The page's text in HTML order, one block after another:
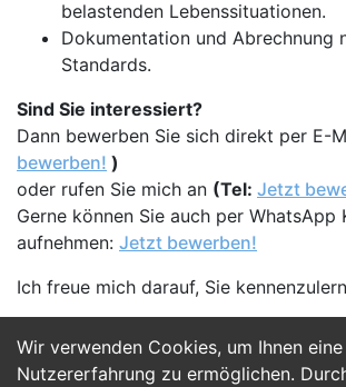
Wir verwenden Cookies, um Ihnen
Nutzererfahrung zu ermöglichen.
belastenden Lebenssituationen.
Dokumentation und Abrechnung
Standards.
Sind Sie interessiert?
Dann bewerben Sie sich direkt per E-
bewerben! )
oder rufen Sie mich an (Tel: Jetzt
Gerne können Sie auch per WhatsApp
aufnehmen: Jetzt bewerben!
Ich freue mich darauf, Sie
Jetzt Bewerben